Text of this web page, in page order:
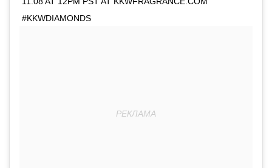
#KKWDIAMONDS